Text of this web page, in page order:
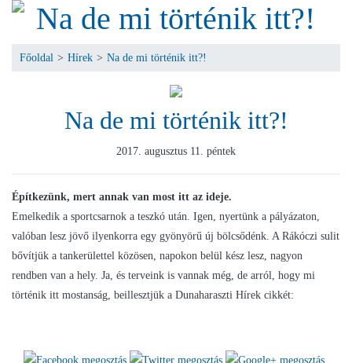
Na de mi történik itt?!
Főoldal > Hírek > Na de mi történik itt?!
Na de mi történik itt?!
2017. augusztus 11. péntek
Építkezünk, mert annak van most itt az ideje.
Emelkedik a sportcsarnok a teszkó után. Igen, nyertünk a pályázaton,
valóban lesz jövő ilyenkorra egy gyönyörű új bölcsődénk. A Rákóczi sulit
bővítjük a tankerülettel közösen, napokon belül kész lesz, nagyon
rendben van a hely. Ja, és terveink is vannak még, de arról, hogy mi
történik itt mostanság, beillesztjük a Dunaharaszti Hírek cikkét: